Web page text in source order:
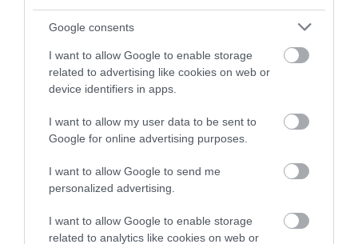
Google consents
I want to allow Google to enable storage
related to advertising like cookies on web or
device identifiers in apps.
I want to allow my user data to be sent to
Google for online advertising purposes.
I want to allow Google to send me
personalized advertising.
I want to allow Google to enable storage
related to analytics like cookies on web or
Μεταφορές χρημάτων: Σε ποιες
περιπτώσεις η ΑΑΔΕ επιβάλλει
φόρο από 10% έως 40%
Εικόνες σοκ σε κοιμητήριο της
08.08.2026 | 13:00
Α. Ο. Χαλκίς: Πρώτο φιλικό σήμερα
για νέα αγωνιστική περίοδο – Η
Εορτολόγιο: Ποιοι
γιορτάζουν σήμερα,
Σάββατο 8 Αυγούστου
Ο καιρός αλλάζει
πρόσωπο: Έρχονται
40άρια μαζί με
θυελλώδη μελτέμια